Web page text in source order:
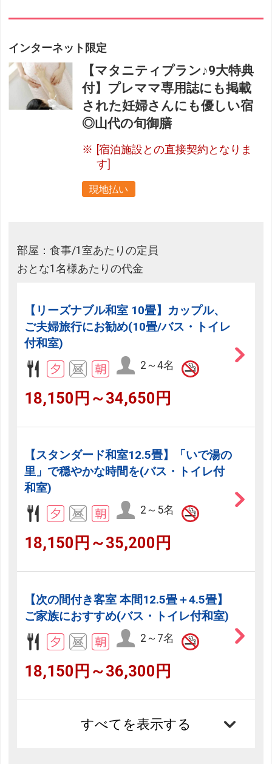
インターネット限定
【マタニティプラン♪9大特典
付】プレママ専用誌にも掲載
された妊婦さんにも優しい宿
◎山代の旬御膳
[宿泊施設との直接契約となりま
す]
現地払い
部屋：食事/1室あたりの定員
おとな1名様あたりの代金
【リーズナブル和室 10畳】カップル、
ご夫婦旅行にお勧め(10畳/バス・トイレ
付和室)
2～4名
18,150円～34,650円
【スタンダード和室12.5畳】「いで湯の
里」で穏やかな時間を(バス・トイレ付
和室)
2～5名
18,150円～35,200円
【次の間付き客室 本間12.5畳＋4.5畳】
ご家族におすすめ(バス・トイレ付和室)
2～7名
18,150円～36,300円
すべてを表示する